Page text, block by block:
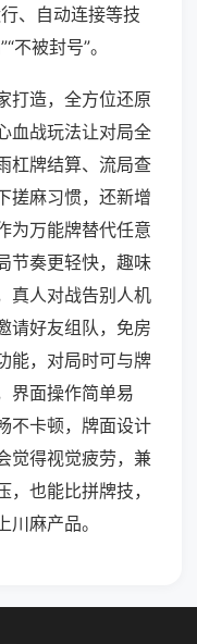
、自动连接等技
不被封号”。
打造，全方位还原
血战玩法让对局全
杠牌结算、流局查
搓麻习惯，还新增
为万能牌替代任意
节奏更轻快，趣味
真人对战告别人机
请好友组队，免房
能，对局时可与牌
界面操作简单易
不卡顿，牌面设计
觉得视觉疲劳，兼
也能比拼牌技，
麻产品。